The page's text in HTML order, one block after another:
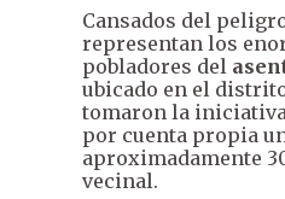
Cansados del
representan los
pobladores del
ubicado en el
tomaron la
por cuenta propia
aproximadamente
vecinal.